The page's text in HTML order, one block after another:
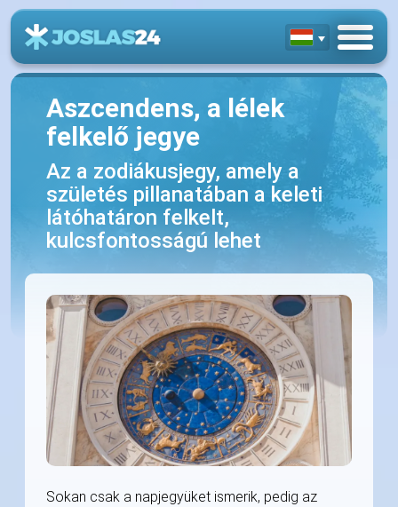
Aszcendens, a lélek
felkelő jegye
Az a zodiákusjegy, amely a
születés pillanatában a keleti
látóhatáron felkelt,
kulcsfontosságú lehet
Sokan csak a napjegyüket ismerik, pedig az